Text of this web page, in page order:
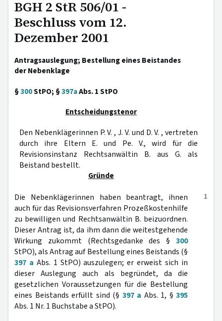
BGH 2 StR 506/01 -
Beschluss vom 12.
Dezember 2001
Antragsauslegung; Bestellung eines Beistandes
der Nebenklage
§300StPO; §397aAbs. 1 StPO
Entscheidungstenor
Den Nebenklägerinnen P. V. , J. V. und D. V. , vertreten
durch ihre Eltern E. und Pe. V., wird für die
Revisionsinstanz Rechtsanwältin B. aus G. als
Beistand bestellt.
Gründe
1
Die Nebenklägerinnen haben beantragt, ihnen
auch für das Revisionsverfahren Prozeßkostenhilfe
zu bewilligen und Rechtsanwältin B. beizuordnen.
Dieser Antrag ist, da ihm dann die weitestgehende
Wirkung zukommt (Rechtsgedanke des § 300
StPO), als Antrag auf Bestellung eines Beistands (§
397 a Abs. 1 StPO) auszulegen; er erweist sich in
dieser Auslegung auch als begründet, da die
gesetzlichen Voraussetzungen für die Bestellung
eines Beistands erfüllt sind (§ 397 a Abs. 1, § 395
Abs. 1 Nr. 1 Buchstabe a StPO).